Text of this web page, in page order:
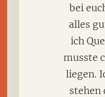
bei
alles
ich
musste
liegen.
stehen